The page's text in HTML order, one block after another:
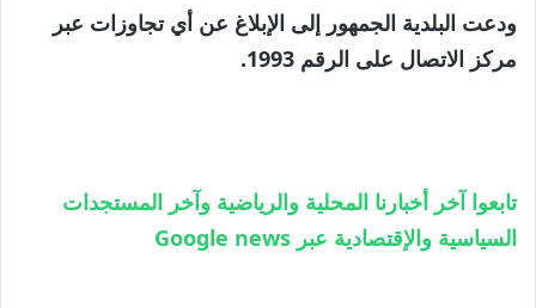
ودعت البلدية الجمهور إلى الإبلاغ عن أي تجاوزات عبر
مركز الاتصال على الرقم 1993.
تابعوا آخر أخبارنا المحلية والرياضية وآخر المستجدات
السياسية والإقتصادية عبر Google news